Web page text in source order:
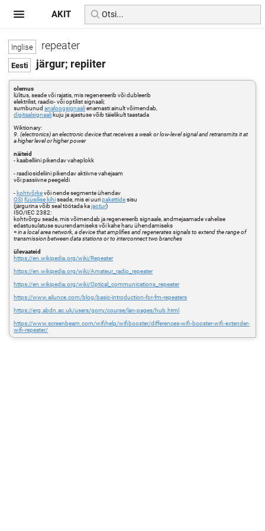
repeater
järgur; repiiter
olemus
lülitus, seade või rajatis, mis regenereerib või dubleerib
elektrilist, raadio- või optilist signaali;
sumbunudanaloogsignaalienamasti ainult võimendab,
digitaalsignaali kuju ja ajastuse võib täielikult taastada
Wiktionary:
9. (electronics) an electronic device that receives a weak or low-level signal and retransmits it at
a higher level or higher power
näiteid
- kaabelliini pikendav vaheplokk
- raadiosideliini pikendav aktiivne vahejaam
või passiivne peegeldi
- kohtvõrkevõi nende segmente ühendav
OSI füüsilise kihiseade, mis ei uuripakettidesisu
(järgurina võib seal töötada kajaotur)
ISO/IEC 2382:
kohtvõrgu seade, mis võimendab ja regenereerib signaale, andmejaamade vahelise
edastusulatuse suurendamiseks või kahe haru ühendamiseks
=in a local area network, a device that amplifies and regenerates signals to extend the range of
transmission between data stations or to interconnect two branches
ülevaateid
https://en.wikipedia.org/wiki/Repeater
https://en.wikipedia.org/wiki/Amateur_radio_repeater
https://en.wikipedia.org/wiki/Optical_communications_repeater
https://www.ailunce.com/blog/basic-introduction-for-fm-repeaters
https://erg.abdn.ac.uk/users/gorry/course/lan-pages/hub.html
https://www.screenbeam.com/wifihelp/wifibooster/differences-wifi-booster-wifi-extender-
wifi-repeater/
AKIT